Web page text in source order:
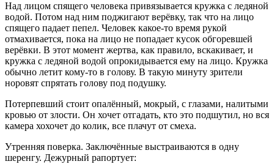
Над лицом спящего человека привязывается кружка с ледяной
водой. Потом над ним поджигают верёвку, так что на лицо
спящего падает пепел. Человек какое-то время рукой
отмахивается, пока на лицо не попадает кусок обгоревшей
верёвки. В этот момент жертва, как правило, вскакивает, и
кружка с ледяной водой опрокидывается ему на лицо. Кружка
обычно летит кому-то в голову. В такую минуту зрители
норовят спрятать голову под подушку.
Потерпевший стоит опалённый, мокрый, с глазами, налитыми
кровью от злости. Он хочет отгадать, кто это подшутил, но вся
камера хохочет до колик, все плачут от смеха.
Утренняя поверка. Заключённые выстраиваются в одну
шеренгу. Дежурный рапортует: